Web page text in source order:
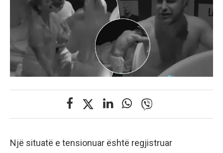
Një situatë e tensionuar është regjistruar